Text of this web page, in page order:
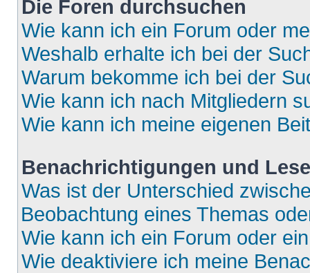
Die Foren durchsuchen
Wie kann ich ein Forum oder
Weshalb erhalte ich bei der
Warum bekomme ich bei der
Wie kann ich nach Mitgliedern
Wie kann ich meine eigenen
Benachrichtigungen und
Was ist der Unterschied
Beobachtung eines Themas
Wie kann ich ein Forum oder
Wie deaktiviere ich meine